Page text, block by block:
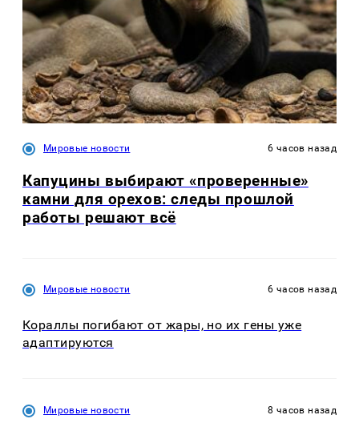
Мировые новости 6 часов назад
Капуцины выбирают «проверенные»
камни для орехов: следы прошлой
работы решают всё
Мировые новости 6 часов назад
Кораллы погибают от жары, но их гены уже
адаптируются
Мировые новости 8 часов назад